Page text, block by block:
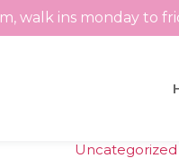
walk ins monday to
Uncategorized